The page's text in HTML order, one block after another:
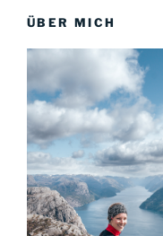
ÜBER MICH